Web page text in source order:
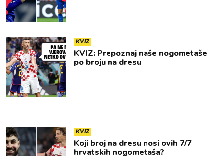
KVIZ
KVIZ: Prepoznaj naše nogometaše
po broju na dresu
KVIZ
Koji broj na dresu nosi ovih 7/7
hrvatskih nogometaša?